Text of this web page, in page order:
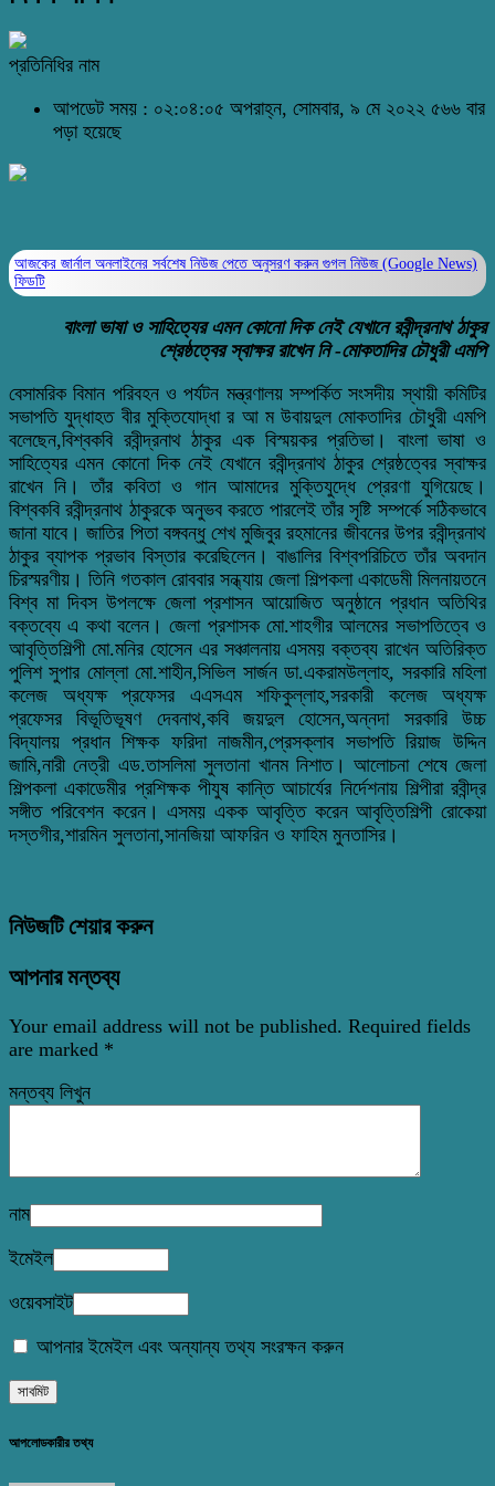
প্রতিনিধির নাম
আপডেট সময় : ০২:০৪:০৫ অপরাহ্ন, সোমবার, ৯ মে ২০২২ ৫৬৬ বার
পড়া হয়েছে
আজকের জার্নাল অনলাইনের সর্বশেষ নিউজ পেতে অনুসরণ করুন গুগল নিউজ (Google News)
ফিডটি
বাংলা ভাষা ও সাহিত্যের এমন কোনো দিক নেই যেখানে রবীন্দ্রনাথ ঠাকুর
শ্রেষ্ঠত্বের স্বাক্ষর রাখেন নি -মোকতাদির চৌধুরী এমপি
বেসামরিক বিমান পরিবহন ও পর্যটন মন্ত্রণালয় সম্পর্কিত সংসদীয় স্থায়ী কমিটির
সভাপতি যুদ্ধাহত বীর মুক্তিযোদ্ধা র আ ম উবায়দুল মোকতাদির চৌধুরী এমপি
বলেছেন,বিশ্বকবি রবীন্দ্রনাথ ঠাকুর এক বিস্ময়কর প্রতিভা। বাংলা ভাষা ও
সাহিত্যের এমন কোনো দিক নেই যেখানে রবীন্দ্রনাথ ঠাকুর শ্রেষ্ঠত্বের স্বাক্ষর
রাখেন নি। তাঁর কবিতা ও গান আমাদের মুক্তিযুদ্ধে প্রেরণা যুগিয়েছে।
বিশ্বকবি রবীন্দ্রনাথ ঠাকুরকে অনুভব করতে পারলেই তাঁর সৃষ্টি সম্পর্কে সঠিকভাবে
জানা যাবে। জাতির পিতা বঙ্গবন্ধু শেখ মুজিবুর রহমানের জীবনের উপর রবীন্দ্রনাথ
ঠাকুর ব্যাপক প্রভাব বিস্তার করেছিলেন। বাঙালির বিশ্বপরিচিতে তাঁর অবদান
চিরস্মরণীয়। তিনি গতকাল রোববার সন্ধ্যায় জেলা শিল্পকলা একাডেমী মিলনায়তনে
বিশ্ব মা দিবস উপলক্ষে জেলা প্রশাসন আয়োজিত অনুষ্ঠানে প্রধান অতিথির
বক্তব্যে এ কথা বলেন। জেলা প্রশাসক মো.শাহগীর আলমের সভাপতিত্বে ও
আবৃত্তিশিল্পী মো.মনির হোসেন এর সঞ্চালনায় এসময় বক্তব্য রাখেন অতিরিক্ত
পুলিশ সুপার মোল্লা মো.শাহীন,সিভিল সার্জন ডা.একরামউল্লাহ, সরকারি মহিলা
কলেজ অধ্যক্ষ প্রফেসর এএসএম শফিকুল্লাহ,সরকারী কলেজ অধ্যক্ষ
প্রফেসর বিভূতিভূষণ দেবনাথ,কবি জয়দুল হোসেন,অন্নদা সরকারি উচ্চ
বিদ্যালয় প্রধান শিক্ষক ফরিদা নাজমীন,প্রেসক্লাব সভাপতি রিয়াজ উদ্দিন
জামি,নারী নেত্রী এড.তাসলিমা সুলতানা খানম নিশাত। আলোচনা শেষে জেলা
শিল্পকলা একাডেমীর প্রশিক্ষক পীযুষ কান্তি আচার্যের নির্দেশনায় শিল্পীরা রবীন্দ্র
সঙ্গীত পরিবেশন করেন। এসময় একক আবৃত্তি করেন আবৃত্তিশিল্পী রোকেয়া
দস্তগীর,শারমিন সুলতানা,সানজিয়া আফরিন ও ফাহিম মুনতাসির।
নিউজটি শেয়ার করুন
আপনার মন্তব্য
Your email address will not be published. Required fields
are marked *
মন্তব্য লিখুন
নাম
ইমেইল
ওয়েবসাইট
আপনার ইমেইল এবং অন্যান্য তথ্য সংরক্ষন করুন
আপলোডকারীর তথ্য